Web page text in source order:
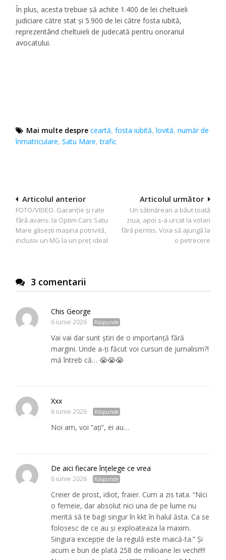
În plus, acesta trebuie să achite 1.400 de lei cheltuieli
judiciare către stat și 5.900 de lei către fosta iubită,
reprezentând cheltuieli de judecată pentru onorariul
avocatului.
Mai multe despre ceartă,fosta iubită,lovită,număr de
înmatriculare,Satu Mare,trafic
Navigare
în
articole
Articolul următor
Un sătmărean a băut toată
ziua, apoi s-a urcat la volan
fără permis. Voia să ajungă la
o petrecere
Articolul anterior
FOTO/VIDEO. Garanție și rate
fără avans: la Optim Cars Satu
Mare găsești mașina potrivită,
inclusiv un MG la un preț ideal
3 comentarii
Chis George
6 iunie 2026 Răspunde
Vai vai dar sunt știri de o importanță fără
margini. Unde a-ți făcut voi cursuri de jurnalism?!
mă întreb că… 😭😭😭
Xxx
6 iunie 2026 Răspunde
Noi am, voi “ați”, ei au…
De aici fiecare înțelege ce vrea
6 iunie 2026 Răspunde
Creier de prost, idiot, fraier. Cum a zis tata. “Nici
o femeie, dar absolut nici una de pe lume nu
merită să te bagi singur în kkt în halul ăsta. Ca se
folosesc de ce au și exploateaza la maxim.
Singura excepție de la regulă este maică-ta.” Și
acum e bun de plată 258 de milioane lei vechi!!!!